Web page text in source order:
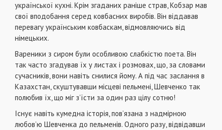
української кухні. Крім згаданих раніше страв, Кобзар мав
свої вподобання серед ковбасних виробів. Він віддавав
перевагу українським ковбаскам, відмовляючись від
німецьких.
Вареники з сиром були особливою слабкістю поета. Він
так часто згадував їх у листах і розмовах, що, за словами
сучасників, вони навіть снилися йому. А під час заслання в
Казахстан, скуштувавши місцеві пельмені, Шевченко так
полюбив їх, що міг з’їсти за один раз цілу сотню!
Існує навіть кумедна історія, пов’язана з надмірною
любов’ю Шевченка до пельменів. Одного разу, відвідавши